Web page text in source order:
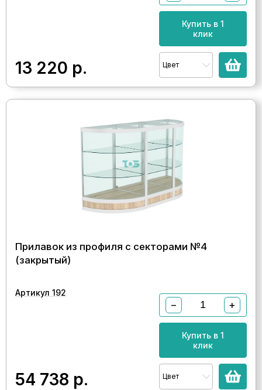
13 220 р.
Купить в 1
клик
Цвет
Прилавок из профиля с секторами №4
(закрытый)
Артикул 192
54 738 р.
− +
Купить в 1
клик
Цвет